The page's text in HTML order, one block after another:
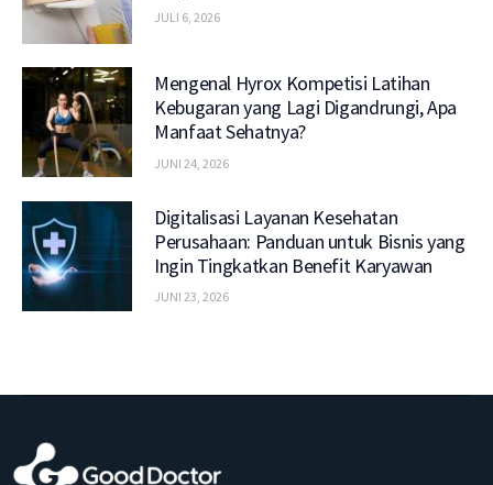
JULI 6, 2026
Mengenal Hyrox Kompetisi Latihan
Kebugaran yang Lagi Digandrungi, Apa
Manfaat Sehatnya?
JUNI 24, 2026
Digitalisasi Layanan Kesehatan
Perusahaan: Panduan untuk Bisnis yang
Ingin Tingkatkan Benefit Karyawan
JUNI 23, 2026